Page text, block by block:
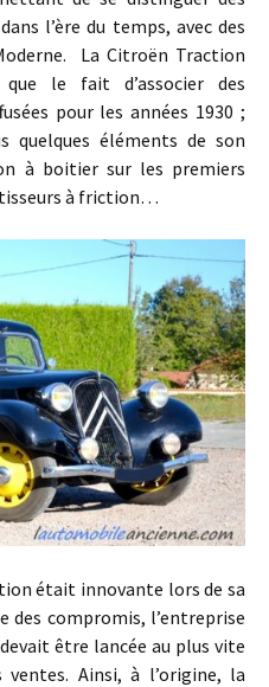
l’ère du temps, avec des
La Citroën Traction
que le fait d’associer des
pour les années 1930 ;
quelques éléments de son
à boitier sur les premiers
à friction…
était innovante lors de sa
compromis, l’entreprise
être lancée au plus vite
ventes. Ainsi, à l’origine, la